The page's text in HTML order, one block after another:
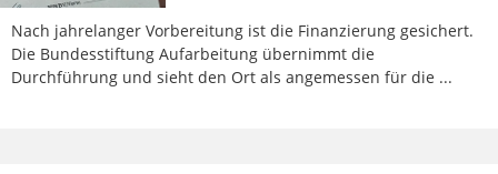
Nach jahrelanger Vorbereitung ist die Finanzierung gesichert.
Die Bundesstiftung Aufarbeitung übernimmt die
Durchführung und sieht den Ort als angemessen für die ...